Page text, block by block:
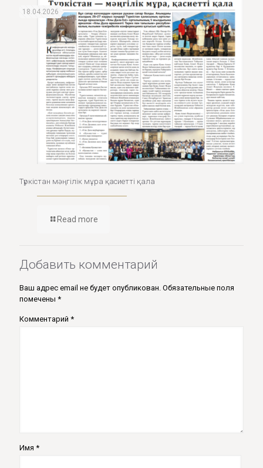
18.04.2026
Түркістан мәңгілік мұра қасиетті қала
Read more
Добавить комментарий
Ваш адрес email не будет опубликован. Обязательные поля
помечены *
Комментарий *
Имя *